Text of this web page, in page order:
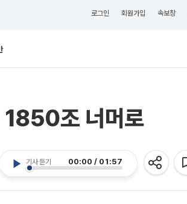
로그인 회원가입 속보창
조 너머로
기사 듣기 00:00 / 01:57